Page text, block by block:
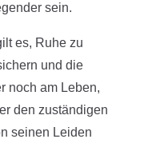
sein.
es, Ruhe zu
und die
noch am Leben,
den zuständigen
seinen Leiden